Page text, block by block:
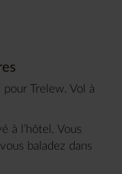
Trelew. Vol à
à l’hôtel. Vous
baladez dans